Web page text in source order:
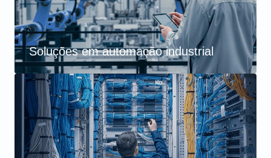
Soluções em automação industrial